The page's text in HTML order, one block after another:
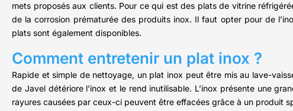
mets proposés aux clients. Pour ce qui est des plats de vitrine
de la corrosion prématurée des produits inox. Il faut opter pour de
plats sont également disponibles.
Comment entretenir un plat inox ?
Rapide et simple de nettoyage, un plat inox peut être mis au lave-
de Javel détériore l’inox et le rend inutilisable. L’inox présente une
rayures causées par ceux-ci peuvent être effacées grâce à un produit